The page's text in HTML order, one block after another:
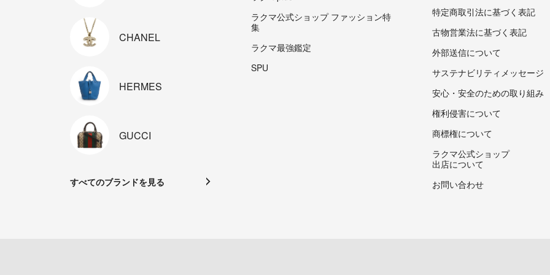
CHANEL
HERMES
GUCCI
すべてのブランドを見る
ラクマ公式ショップ ファッション特
集
ラクマ最強鑑定
SPU
特定商取引法に基づく表記
古物営業法に基づく表記
外部送信について
サステナビリティメッセージ
安心・安全のための取り組み
権利侵害について
商標権について
ラクマ公式ショップ
出店について
お問い合わせ